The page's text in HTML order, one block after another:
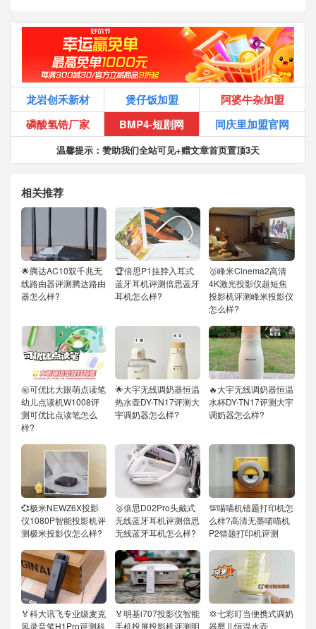
龙岩创禾新材 煲仔饭加盟
阿婆牛杂加盟
磷酸氢锆厂家
BMP4-短剧网 同庆里加盟官网
温馨提示：赞助我们全站可见+赠文章首页置顶3天
相关推荐
🌟腾达AC10双千兆无
线路由器评测腾达路由
器怎么样?
🏆倍思P1挂脖入耳式
蓝牙耳机评测倍思蓝牙
耳机怎么样?
🥇峰米Cinema2高清
4K激光投影仪超短焦
投影机评测峰米投影仪
怎么样?
㊙️可优比大眼萌点读笔
幼儿点读机W1008评
测可优比点读笔怎么
样?
🌟大宇无线调奶器恒温
热水壶DY-TN17评测大
宇调奶器怎么样?
🔥大宇无线调奶器恒温
水杯DY-TN17评测大宇
调奶器怎么样?
💞极米NEWZ6X投影
仪1080P智能投影机评
测极米投影仪怎么样?
🥉倍思D02Pro头戴式
无线蓝牙耳机评测倍思
无线蓝牙耳机怎么样?
💯喵喵机错题打印机怎
么样?高清无墨喵喵机
P2错题打印机评测
🏅科大讯飞专业级麦克
风录音笔H1Pro评测科
🏅明基i707投影仪智能
手机投屏投影机评测明
💢七彩叮当便携式调奶
器婴儿恒温水壶